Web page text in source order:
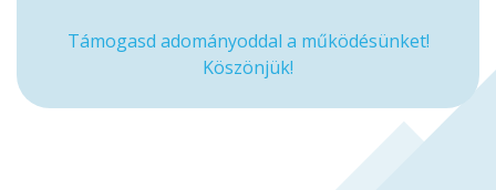
Támogasd adományoddal a működésünket!
Köszönjük!